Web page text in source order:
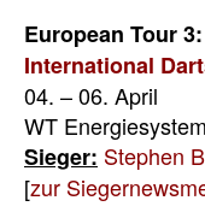
European Tour 3:
International
04. – 06. April
WT
Sieger: Stephen
[zur